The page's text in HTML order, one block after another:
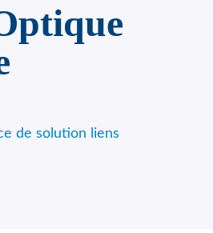
de solution liens